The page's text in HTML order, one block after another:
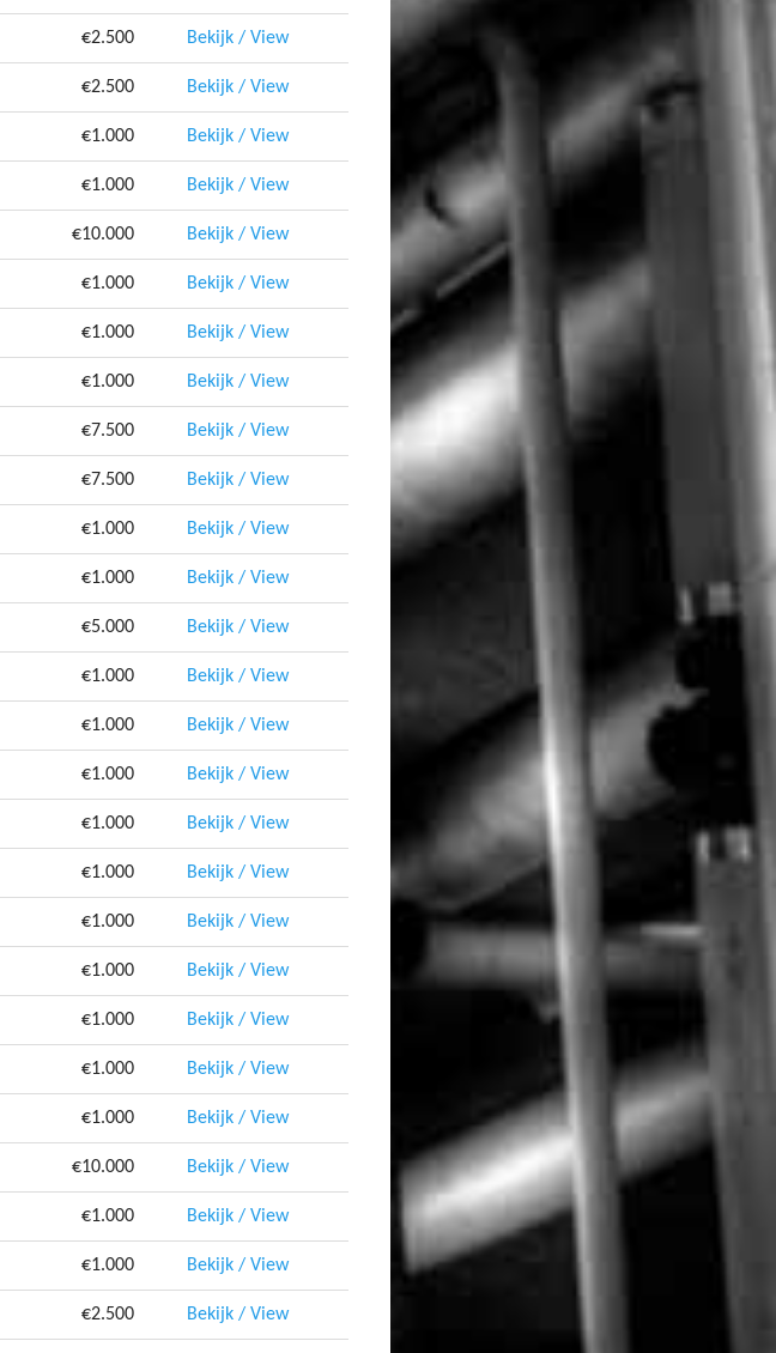
€2.500 Bekijk / View
€2.500 Bekijk / View
€1.000 Bekijk / View
€1.000 Bekijk / View
€10.000 Bekijk / View
€1.000 Bekijk / View
€1.000 Bekijk / View
€1.000 Bekijk / View
€7.500 Bekijk / View
€7.500 Bekijk / View
€1.000 Bekijk / View
€1.000 Bekijk / View
€5.000 Bekijk / View
€1.000 Bekijk / View
€1.000 Bekijk / View
€1.000 Bekijk / View
€1.000 Bekijk / View
€1.000 Bekijk / View
€1.000 Bekijk / View
€1.000 Bekijk / View
€1.000 Bekijk / View
€1.000 Bekijk / View
€1.000 Bekijk / View
€10.000 Bekijk / View
€1.000 Bekijk / View
€1.000 Bekijk / View
€2.500 Bekijk / View